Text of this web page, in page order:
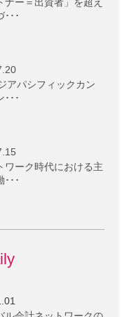
･･･
アパシフィックカン
･･･
ワーク時代における主
･･･